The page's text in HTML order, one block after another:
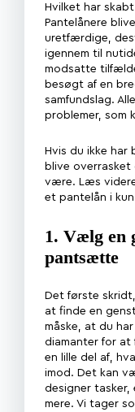
Hvilket har
Pantelånere
uretfærdige,
igennem til
modsatte
besøgt af en
samfundslag.
problemer, som
Hvis du ikke har
blive
være. Læs
et pantelån i
1. Vælg en
pantsætte
Det første
at finde en
måske, at du
diamanter for at
en lille del af,
imod. Det kan
designer tasker,
mere. Vi tager